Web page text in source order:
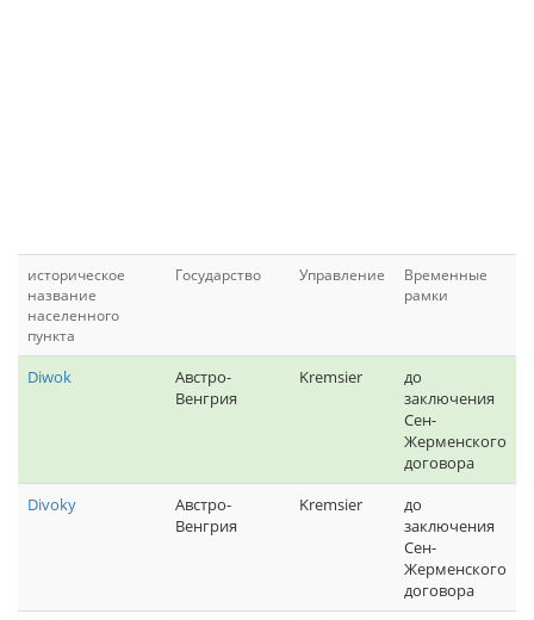
историческое
название
населенного
пункта
Государство Управление
Временные
рамки
Diwok
Австро-
Венгрия
Kremsier
до
заключения
Сен-
Жерменского
договора
Divoky
Австро-
Венгрия
Kremsier
до
заключения
Сен-
Жерменского
договора